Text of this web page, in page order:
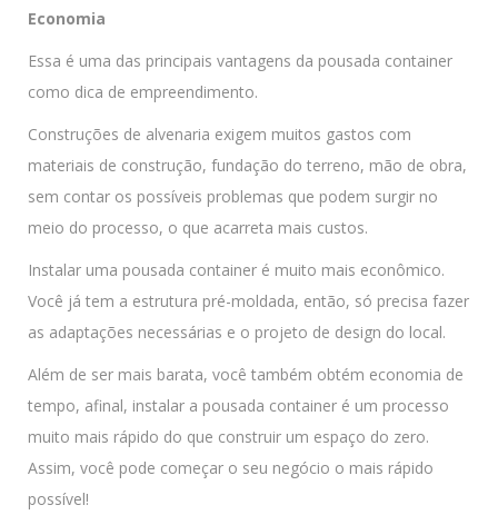
Economia
Essa é uma das principais vantagens da pousada container
como dica de empreendimento.
Construções de alvenaria exigem muitos gastos com
materiais de construção, fundação do terreno, mão de obra,
sem contar os possíveis problemas que podem surgir no
meio do processo, o que acarreta mais custos.
Instalar uma pousada container é muito mais econômico.
Você já tem a estrutura pré-moldada, então, só precisa fazer
as adaptações necessárias e o projeto de design do local.
Além de ser mais barata, você também obtém economia de
tempo, afinal, instalar a pousada container é um processo
muito mais rápido do que construir um espaço do zero.
Assim, você pode começar o seu negócio o mais rápido
possível!